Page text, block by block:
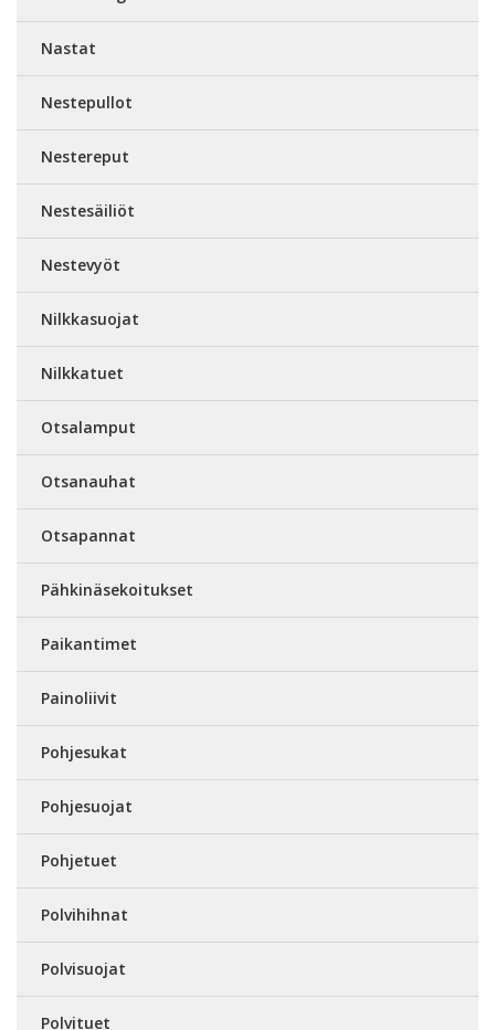
Nastat
Nestepullot
Nestereput
Nestesäiliöt
Nestevyöt
Nilkkasuojat
Nilkkatuet
Otsalamput
Otsanauhat
Otsapannat
Pähkinäsekoitukset
Paikantimet
Painoliivit
Pohjesukat
Pohjesuojat
Pohjetuet
Polvihihnat
Polvisuojat
Polvituet